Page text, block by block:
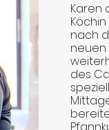
Karen
nach
neuen
des